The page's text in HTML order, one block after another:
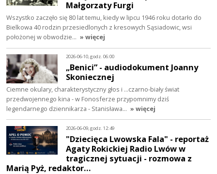
Małgorzaty Furgi
Wszystko zaczęło się 80 lat temu, kiedy w lipcu 1946 roku dotarło do
Bielkowa 40 rodzin przesiedlonych z kresowych Sąsiadowic, wsi
położonej w obwodzie… » więcej
2026-06-10, godz. 06:00
„Benici” - audiodokument Joanny
Skoniecznej
Ciemne okulary, charakterystyczny głos i ...czarno-biały świat
przedwojennego kina - w Fonosferze przypomnimy dziś
legendarnego dziennikarza - Stanisława… » więcej
2026-06-09, godz. 12:49
"Dziecięca Lwowska Fala" - reportaż
Agaty Rokickiej Radio Lwów w
tragicznej sytuacji - rozmowa z
Marią Pyż, redaktor…